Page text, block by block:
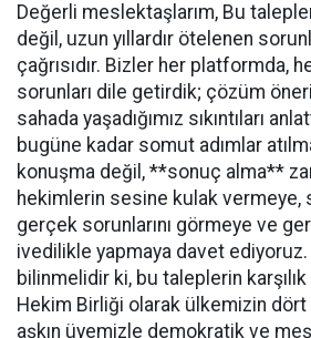
Değerli meslektaşlarım, Bu
değil, uzun yıllardır ötelenen
çağrısıdır. Bizler her platformda,
sorunları dile getirdik; çözüm
sahada yaşadığımız sıkıntıları
bugüne kadar somut adımlar
konuşma değil, **sonuç alma**
hekimlerin sesine kulak vermeye,
gerçek sorunlarını görmeye ve
ivedilikle yapmaya davet
bilinmelidir ki, bu taleplerin
Hekim Birliği olarak ülkemizin dört
aşkın üyemizle demokratik ve